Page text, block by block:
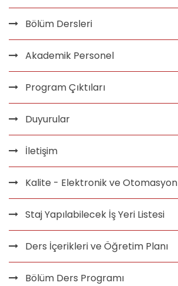
Bölüm Dersleri
Akademik Personel
Program Çıktıları
Duyurular
İletişim
Kalite - Elektronik ve Otomasyon
Staj Yapılabilecek İş Yeri Listesi
Ders İçerikleri ve Öğretim Planı
Bölüm Ders Programı